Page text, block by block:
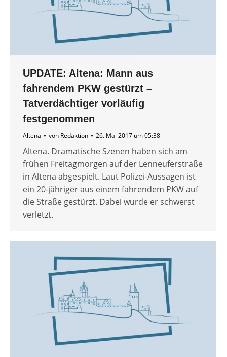
UPDATE: Altena: Mann aus
fahrendem PKW gestürzt –
Tatverdächtiger vorläufig
festgenommen
Altena von Redaktion 26. Mai 2017 um 05:38
Altena. Dramatische Szenen haben sich am
frühen Freitagmorgen auf der Lenneuferstraße
in Altena abgespielt. Laut Polizei-Aussagen ist
ein 20-jähriger aus einem fahrendem PKW auf
die Straße gestürzt. Dabei wurde er schwerst
verletzt.